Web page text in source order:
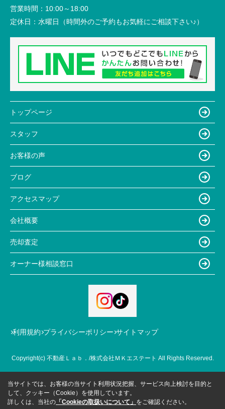
営業時間： 10:00～18:00
定休日： 水曜日（時間外のご予約もお気軽にご相談下さい♪）
トップページ
スタッフ
お客様の声
ブログ
アクセスマップ
会社概要
売却査定
オーナー様相談窓口
利用規約 プライバシーポリシー サイトマップ
Copyright(c) 不動産Ｌａｂ．/株式会社ＭＫエステート All Rights Reserved.
当サイトでは、お客様の当サイト利用状況把握、サービス向上検討を目的と
して、クッキー（Cookie）を使用しています。
詳しくは、当社の 「Cookieの取扱いについて」 をご確認ください。